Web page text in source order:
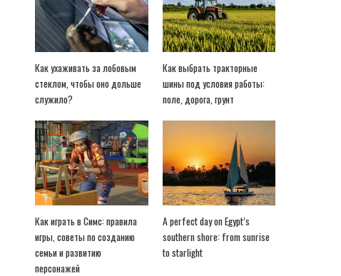
Как ухаживать за лобовым
стеклом, чтобы оно дольше
служило?
Как выбрать тракторные
шины под условия работы:
поле, дорога, грунт
Как играть в Симс: правила
игры, советы по созданию
семьи и развитию
персонажей
A perfect day on Egypt’s
southern shore: from sunrise
to starlight